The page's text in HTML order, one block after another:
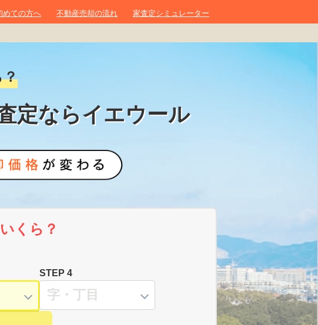
めての方へ 不動産売却の流れ 家査定シミュレーター
？
定ならイエウール
くら？
STEP 4